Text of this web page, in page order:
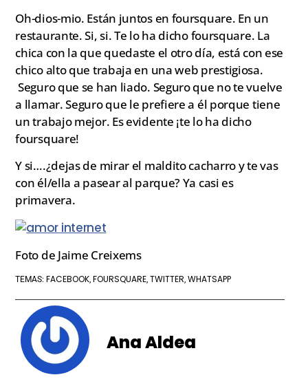
Oh-dios-mio. Están juntos en foursquare. En un
restaurante. Si, si. Te lo ha dicho foursquare. La
chica con la que quedaste el otro día, está con ese
chico alto que trabaja en una web prestigiosa.
Seguro que se han liado. Seguro que no te vuelve
a llamar. Seguro que le prefiere a él porque tiene
un trabajo mejor. Es evidente ¡te lo ha dicho
foursquare!
Y si….¿dejas de mirar el maldito cacharro y te vas
con él/ella a pasear al parque? Ya casi es
primavera.
Foto de Jaime Creixems
TEMAS: FACEBOOK, FOURSQUARE,TWITTER,WHATSAPP
Ana Aldea